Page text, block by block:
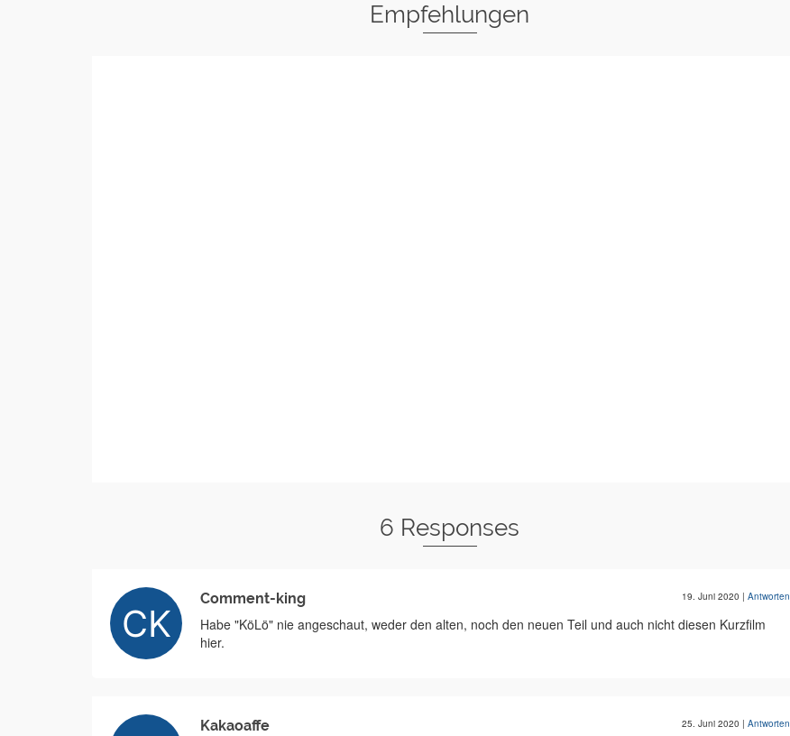
Empfehlungen
6 Responses
Comment-king 19. Juni 2020 | Antworten
Habe "KöLö" nie angeschaut, weder den alten, noch den neuen Teil und auch nicht diesen Kurzfilm
hier.
Kakaoaffe 25. Juni 2020 | Antworten